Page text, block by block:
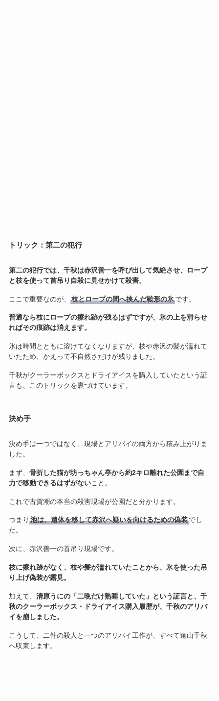
トリック ：第二の犯行
第二の犯行では、千秋は赤沢善一を呼び出して気絶させ、ロープ
と枝を使って首吊り自殺に見せかけて殺害。
ここで重要なのが、 枝とロープの間へ挟んだ鞍形の氷です。
普通なら枝にロープの擦れ跡が残るはずですが、氷の上を滑らせ
ればその痕跡は消えます。
氷は時間とともに溶けてなくなりますが、枝や赤沢の髪が濡れて
いたため、かえって不自然さだけが残りました。
千秋がクーラーボックスとドライアイスを購入していたという証
言も、このトリックを裏づけています。
決め手
決め手は一つではなく、現場とアリバイの両方から積み上がりま
した。
まず、 骨折した猫が坊っちゃん亭から約2キロ離れた公園まで自
力で移動できるはずがないこと。
これで古賀潮の本当の殺害現場が公園だと分かります。
つまり 池は、遺体を移して赤沢へ疑いを向けるための偽装でし
た。
次に、赤沢善一の首吊り現場です。
枝に擦れ跡がなく、枝や髪が濡れていたことから、氷を使った吊
り上げ偽装が露見。
加えて、 清原うにの「二晩だけ熟睡していた」という証言と、千
秋のクーラーボックス・ドライアイス購入履歴が、千秋のアリバ
イを崩しました。
こうして、二件の殺人と一つのアリバイ工作が、すべて遠山千秋
へ収束します。